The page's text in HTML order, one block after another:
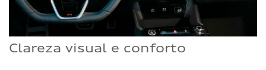
Clareza visual e conforto